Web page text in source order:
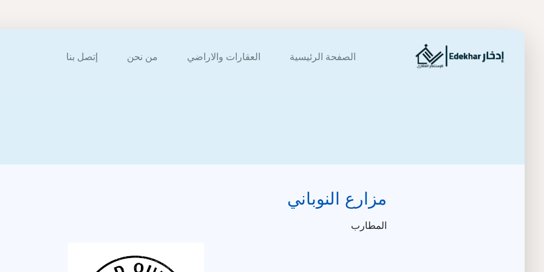
الصفحة الرئيسية العقارات والاراضي من نحن إتصل بنا
مزارع النوباني
المطارب